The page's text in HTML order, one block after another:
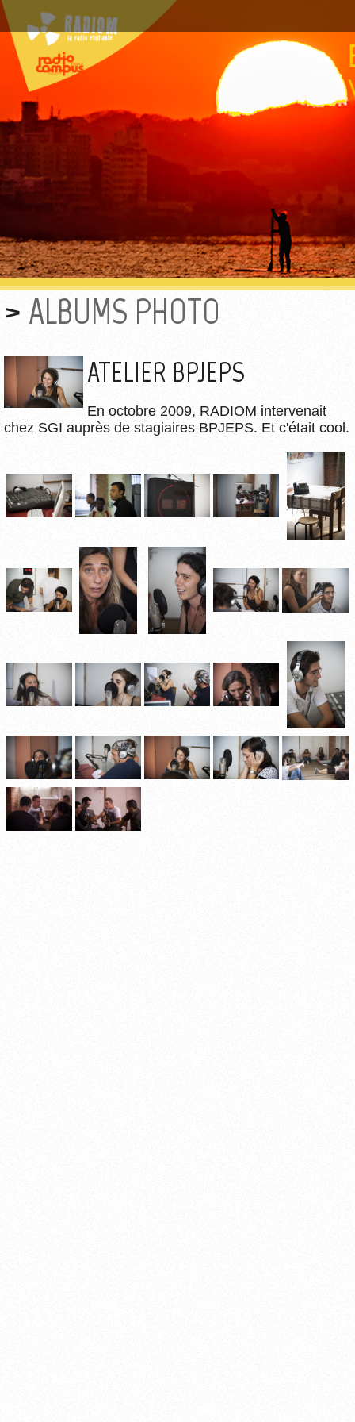
ALBUMS PHOTO
ATELIER BPJEPS
En octobre 2009, RADIOM intervenait
chez SGI auprès de stagiaires BPJEPS. Et c'était cool.